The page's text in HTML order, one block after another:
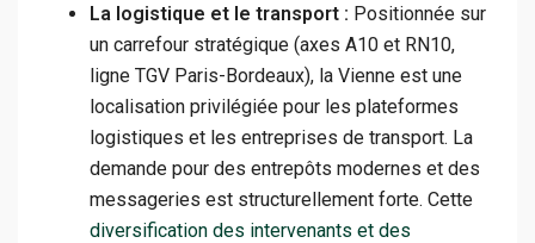
La logistique et le transport : Positionnée sur
un carrefour stratégique (axes A10 et RN10,
ligne TGV Paris-Bordeaux), la Vienne est une
localisation privilégiée pour les plateformes
logistiques et les entreprises de transport. La
demande pour des entrepôts modernes et des
messageries est structurellement forte. Cette
diversification des intervenants et des